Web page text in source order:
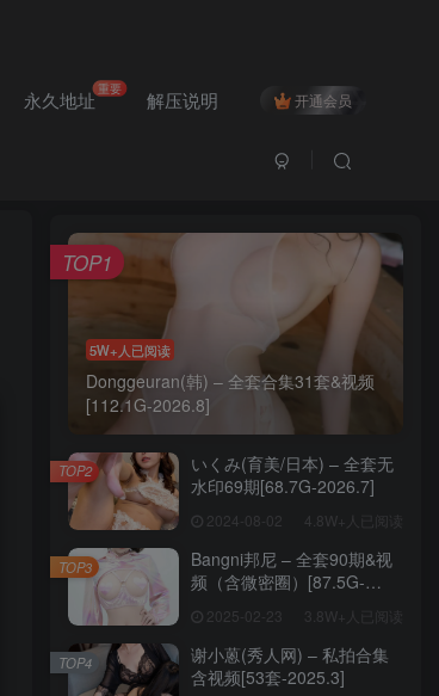
永久地址重要 解压说明 开通会员
5W+人已阅读
Donggeuran(韩) – 全套合集31套&视频
[112.1G-2026.8]
TOP1
いくみ(育美/日本) – 全套无
水印69期[68.7G-2026.7]
2024-08-02 4.8W+人已阅读
TOP2
Bangni邦尼 – 全套90期&视
频（含微密圈）[87.5G-
2025-02-23 3.8W+人已阅读
TOP3
谢小蒽(秀人网) – 私拍合集
含视频[53套-2025.3]
TOP4